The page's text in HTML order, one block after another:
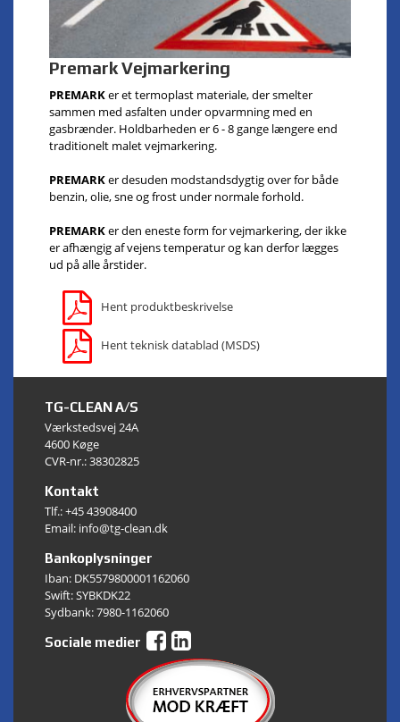
Premark Vejmarkering
PREMARKer et termoplast materiale, der smelter
sammen med asfalten under opvarmning med en
gasbrænder. Holdbarheden er 6 - 8 gange længere end
traditionelt malet vejmarkering.
PREMARKer desuden modstandsdygtig over for både
benzin, olie, sne og frost under normale forhold.
PREMARKer den eneste form for vejmarkering, der ikke
er afhængig af vejens temperatur og kan derfor lægges
ud på alle årstider.
Hent produktbeskrivelse
Hent teknisk datablad (MSDS)
TG-CLEAN A/S
Værkstedsvej 24A
4600 Køge
CVR-nr.: 38302825
Kontakt
Tlf.:+45 43908400
Email: info@tg-clean.dk
Bankoplysninger
Iban: DK5579800001162060
Swift: SYBKDK22
Sydbank: 7980-1162060
Sociale medier